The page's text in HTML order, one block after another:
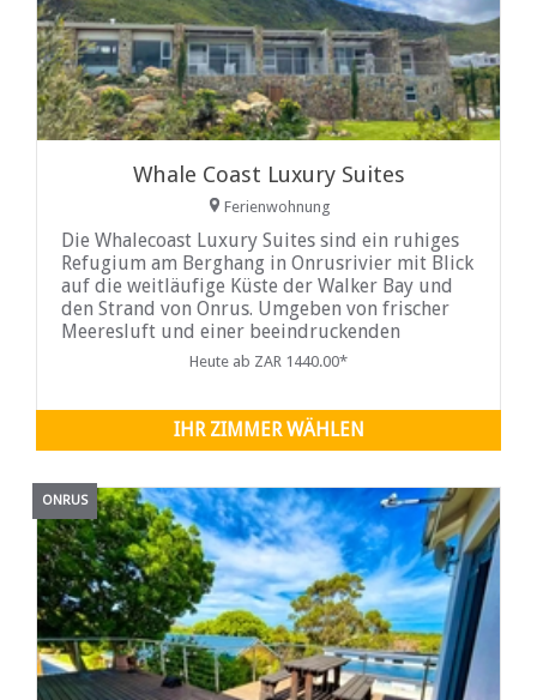
Whale Coast Luxury Suites
Ferienwohnung
Die Whalecoast Luxury Suites sind ein ruhiges
Refugium am Berghang in Onrusrivier mit Blick
auf die weitläufige Küste der Walker Bay und
den Strand von Onrus. Umgeben von frischer
Meeresluft und einer beeindruckenden
Bergkulisse bietet die Unterkunft eine
Meer und die umliegende Landschaft
Heute ab ZAR 1440.00*
IHR ZIMMER WÄHLEN
ONRUS